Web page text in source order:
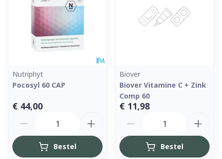
Nutriphyt
Pocosyl 60 CAP
€ 44,00
Bestel
Biover
Biover Vitamine C + Zink
Comp 60
€ 11,98
Bestel